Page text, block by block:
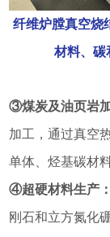
纤维炉膛真空烧
材料、碳
③煤炭及油页岩
加工，通过真空
单体、烃基碳材
④超硬材料生产
刚石和立方氮化